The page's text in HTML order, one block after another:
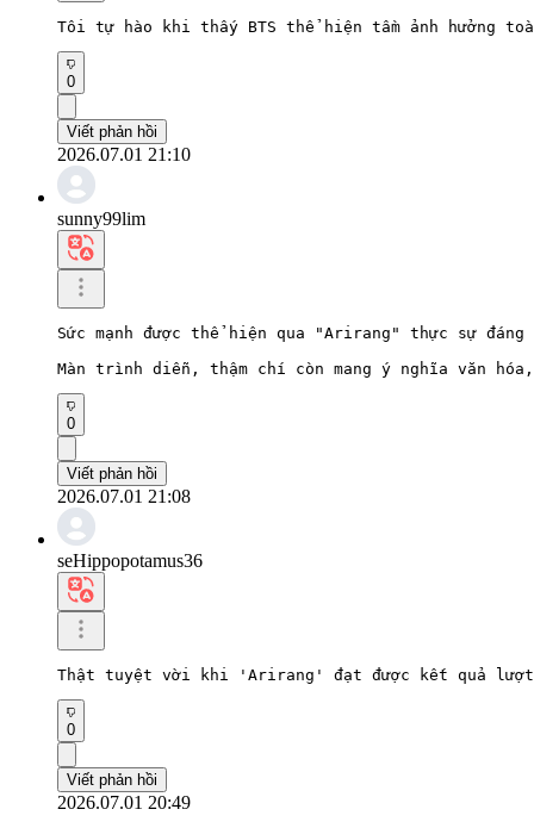
Tôi tự hào khi thấy BTS thể hiện tầm ảnh hưởng
0
Viết phản hồi
2026.07.01 21:10
sunny99lim
Sức mạnh được thể hiện qua "Arirang" thực sự
Màn trình diễn, thậm chí còn mang ý nghĩa văn
0
Viết phản hồi
2026.07.01 21:08
seHippopotamus36
Thật tuyệt vời khi 'Arirang' đạt được kết quả lượt
0
Viết phản hồi
2026.07.01 20:49